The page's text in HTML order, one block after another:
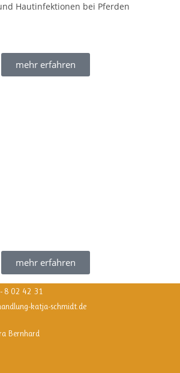
Hautinfektionen bei Pferden
mehr erfahren
mehr erfahren
8 02 42 31
katja-schmidt.de
Bernhard